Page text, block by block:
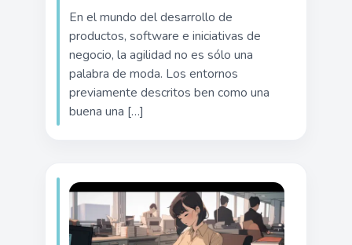
En el mundo del desarrollo de
productos, software e iniciativas de
negocio, la agilidad no es sólo una
palabra de moda. Los entornos
previamente descritos ben como una
buena una […]